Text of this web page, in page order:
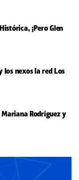
¡Pero Glen
los nexos la red Los
Rodríguez y